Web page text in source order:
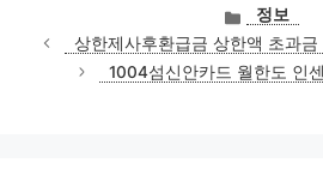
카
테
고
리
정보
상한제사후환급금 상한액 초과
1004섬신안카드 월한도 인